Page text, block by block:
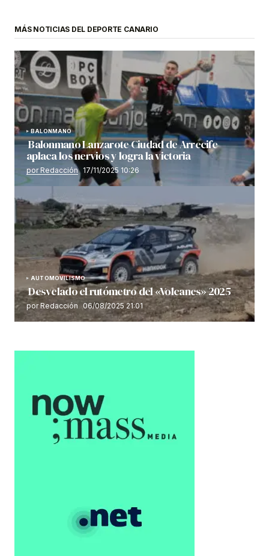
MÁS NOTICIAS DEL DEPORTE CANARIO
BALONMANO
Balonmano Lanzarote Ciudad de Arrecife
aplaca los nervios y logra la victoria
por Redacción 17/11/2025 10:26
AUTOMOVILISMO
Desvelado el rutómetro del «Volcanes» 2025
por Redacción 06/08/2025 21:01